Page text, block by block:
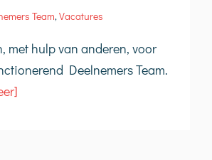
Team,Vacatures
met hulp van anderen, voor
Deelnemers Team.